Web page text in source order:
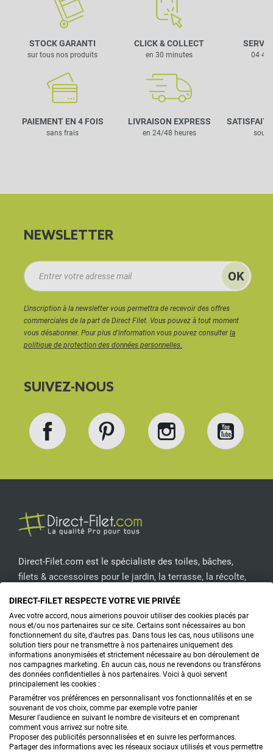
STOCK GARANTI
sur tous nos produits
CLICK & COLLECT
en 30 minutes
PAIEMENT EN 4 FOIS
sans frais
LIVRAISON EXPRESS
en 24/48 heures
04 42
SATISFAIT
sous
NEWSLETTER
L'inscription à la newsletter vous permettra de recevoir des offres
commerciales de la part de Direct Filet. Vous pouvez à tout moment
vous désabonner. Pour plus d'information vous pouvez consulterla
politique de protection des données personnelles.
SUIVEZ-NOUS
Direct-Filet.com est le spécialiste des toiles, bâches,
filets & accessoires pour le jardin, la terrasse, la récolte,
CONTACTEZ-NOUS
PRODUITS
CONSEILS
FAQ
DIRECT-FILET RESPECTE VOTRE VIE PRIVÉE
Avec votre accord, nous aimerions pouvoir utiliser des cookies placés par
nous et/ou nos partenaires sur ce site. Certains sont nécessaires au bon
fonctionnement du site, d'autres pas. Dans tous les cas, nous utilisons une
solution tiers pour ne transmettre à nos partenaires uniquement des
informations anonymisées et strictement nécessaire au bon déroulement de
nos campagnes marketing. En aucun cas, nous ne revendons ou transférons
des données confidentielles à nos partenaires. Voici à quoi servent
principalement les cookies :
Paramétrer vos préférences en personnalisant vos fonctionnalités et en se
souvenant de vos choix, comme par exemple votre panier
Mesurer l’audience en suivant le nombre de visiteurs et en comprenant
comment vous arrivez sur notre site.
Proposer des publicités personnalisées et en suivre les performances.
Partager des informations avec les réseaux sociaux utilisés et vous permettre